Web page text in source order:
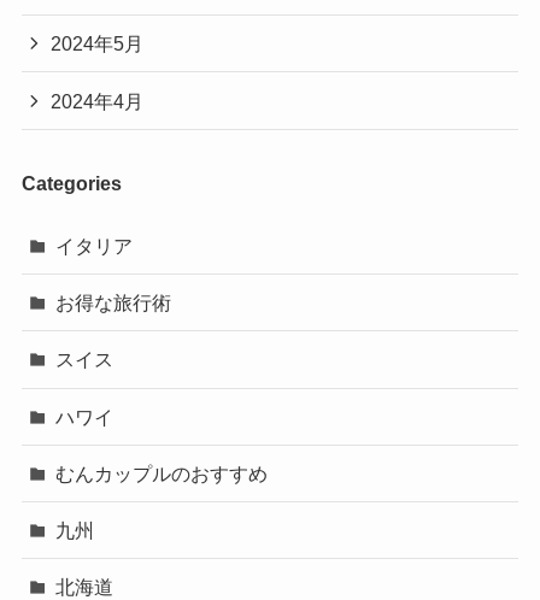
2024年5月
2024年4月
Categories
イタリア
お得な旅行術
スイス
ハワイ
むんカップルのおすすめ
九州
北海道